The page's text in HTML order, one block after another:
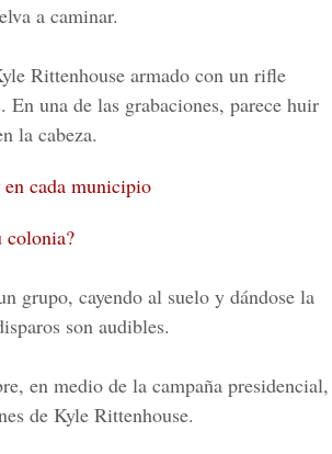
a caminar.
Rittenhouse armado con un rifle
una de las grabaciones, parece huir
la cabeza.
cada municipio
colonia?
grupo, cayendo al suelo y dándose la
son audibles.
en medio de la campaña presidencial,
de Kyle Rittenhouse.